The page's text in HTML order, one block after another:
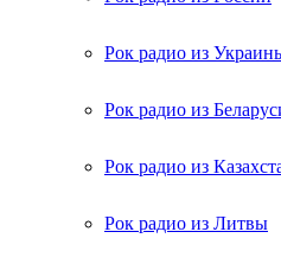
Рок радио из
Рок радио из
Рок радио из
Рок радио из Литвы